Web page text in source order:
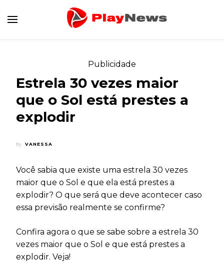
Publicidade
Estrela 30 vezes maior
que o Sol está prestes a
explodir
by VANESSA
Você sabia que existe uma estrela 30 vezes
maior que o Sol e que ela está prestes a
explodir? O que será que deve acontecer caso
essa previsão realmente se confirme?
Confira agora o que se sabe sobre a estrela 30
vezes maior que o Sol e que está prestes a
explodir. Veja!